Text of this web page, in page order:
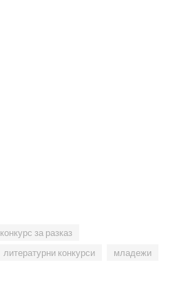
конкурс за разказ
литературни конкурси
младежи